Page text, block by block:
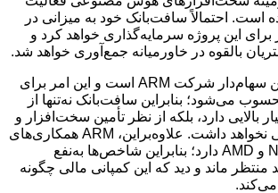
احتمالاً سافت‌بانک خود به میزانی در
دلار برای این پروژه سرمایه‌گذاری خواهد کرد و
بالقوه در خاورمیانه جمع‌آوری خواهد شد.
سافت‌بانک بزرگ‌ترین سهام‌دار شرکت ARM است و این امر برای
می‌شود؛ بنابراین سافت‌بانک نه‌تنها از
بالایی دارد، بلکه از نظر تأمین سخت‌افزار و
تکنولوژی نیز مشکلی نخواهد داشت. علاوه‌براین، ARM همکاری‌های
گسترده‌ای با NVIDIA و AMD دارد؛ بنابراین شاخص‌ها به‌نفع
ماند و دید که این کمپانی مالی چگونه